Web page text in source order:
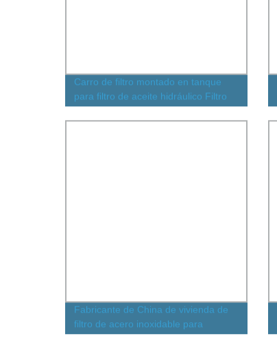
Carro de filtro montado en tanque
para filtro de aceite hidráulico Filtro
de succión para filtro de aceite
hidráulico system(TF-160*100L-CY)
Fabricante de China de vivienda de
filtro de acero inoxidable para
filtración en la industria